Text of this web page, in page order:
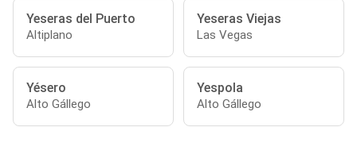
Yeseras del Puerto
Altiplano
Yeseras Viejas
Las Vegas
Yésero
Alto Gállego
Yespola
Alto Gállego